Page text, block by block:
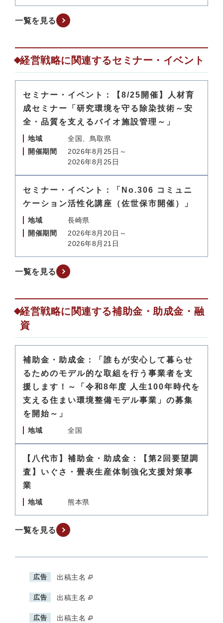
一覧を見る
経営戦略に関連するセミナー・イベント
セミナー・イベント：【8/25開催】人材育
成セミナー「研究環境を守る除染技術～安
全・品質を支えるバイオ施設管理～」
地域
全国、鳥取県
開催期間
2026年8月25日～
2026年8月25日
セミナー・イベント：「No.306 コミュニ
ケーション活性化講座（佐世保市開催）」
地域
長崎県
開催期間
2026年8月20日～
2026年8月21日
一覧を見る
経営戦略に関連する補助金・助成金・融
資
補助金・助成金：「誰もが安心して暮らせ
るためのモデル的な取組を行う事業者を支
援します！～「令和8年度 人生100年時代を
支える住まい環境整備モデル事業」の募集
を開始～」
地域 全国
【八代市】補助金・助成金：【第2回要望調
査】いぐさ・畳表生産体制強化支援対策事
業
地域 熊本県
一覧を見る
広告 出稿主名
広告 出稿主名
広告 出稿主名